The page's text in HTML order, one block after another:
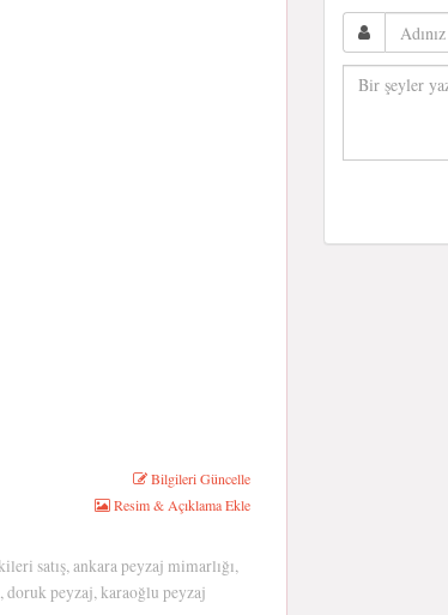
Bilgileri Güncelle
Resim & Açıklama Ekle
satış, ankara peyzaj mimarlığı,
doruk peyzaj, karaoğlu peyzaj